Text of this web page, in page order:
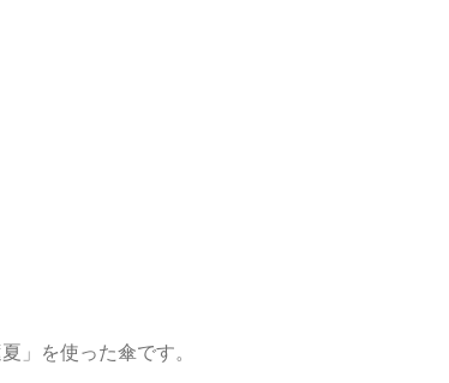
」を使った傘です。